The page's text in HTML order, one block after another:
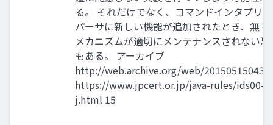
る。 それだけでなく、コマンドインタプリ
パーサに新しい機能が追加されたとき、無
メカニズムが適切にメンテナンスされない恐
もある。 アーカイブ
http://web.archive.org/web/
https://www.jpcert.or.jp/java-rules/ids00-
j.html 15